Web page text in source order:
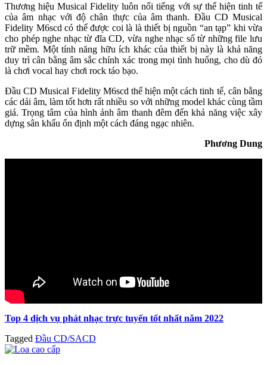
Thương hiệu Musical Fidelity luôn nổi tiếng với sự thể hiện tinh tế
của âm nhạc với độ chân thực của âm thanh. Đầu CD Musical
Fidelity M6scd có thể được coi là là thiết bị nguồn “an tạp” khi vừa
cho phép nghe nhạc từ đĩa CD, vừa nghe nhạc số từ những file lưu
trữ mềm. Một tính năng hữu ích khác của thiết bị này là khả năng
duy trì cân bằng âm sắc chính xác trong mọi tình huống, cho dù đó
là chơi vocal hay chơi rock táo bạo.
Đầu CD Musical Fidelity M6scd thể hiện một cách tinh tế, cân bằng
các dải âm, làm tốt hơn rất nhiều so với những model khác cùng tầm
giá. Trọng tâm của hình ảnh âm thanh đêm đến khả năng việc xây
dựng sân khấu ổn định một cách đáng ngạc nhiên.
Phương Dung
Top 4 dịch vụ phát nhạc trực tuyến tốt nhất năm 2022
Tagged Đầu CD/SACD